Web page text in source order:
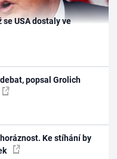
se USA dostaly ve
popsal Grolich
Ke stíhání by